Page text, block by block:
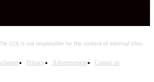
GOL is not responsible for the content of external sites.
Privacy Advertisement Contact us